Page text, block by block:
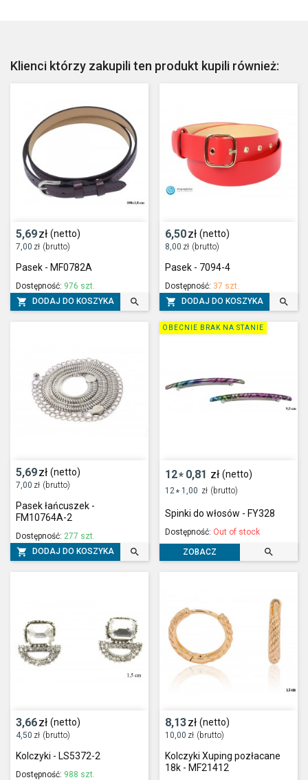
Klienci którzy zakupili ten produkt kupili również:
5,69zł (netto)
7,00 zł (brutto)
Pasek - MF0782A
Dostępność: 976 szt.
 DODAJ DO KOSZYKA 
6,50zł (netto)
8,00 zł (brutto)
Pasek - 7094-4
Dostępność: 37 szt.
 DODAJ DO KOSZYKA 
5,69zł (netto)
7,00 zł (brutto)
Pasek łańcuszek -
FM10764A-2
Dostępność: 277 szt.
 DODAJ DO KOSZYKA 
12* 0,81 zł (netto)
12* 1,00 zł (brutto)
Spinki do włosów - FY328
Dostępność: Out of stock
ZOBACZ 
OBECNIE BRAK NA STANIE
3,66zł (netto)
4,50 zł (brutto)
Kolczyki - LS5372-2
Dostępność: 988 szt.
8,13zł (netto)
10,00 zł (brutto)
Kolczyki Xuping pozłacane
18k - MF21412